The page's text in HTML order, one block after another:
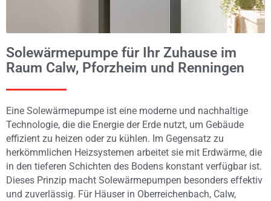
Solewärmepumpe für Ihr Zuhause im
Raum Calw, Pforzheim und Renningen
Eine Solewärmepumpe ist eine moderne und nachhaltige
Technologie, die die Energie der Erde nutzt, um Gebäude
effizient zu heizen oder zu kühlen. Im Gegensatz zu
herkömmlichen Heizsystemen arbeitet sie mit Erdwärme, die
in den tieferen Schichten des Bodens konstant verfügbar ist.
Dieses Prinzip macht Solewärmepumpen besonders effektiv
und zuverlässig. Für Häuser in Oberreichenbach, Calw,